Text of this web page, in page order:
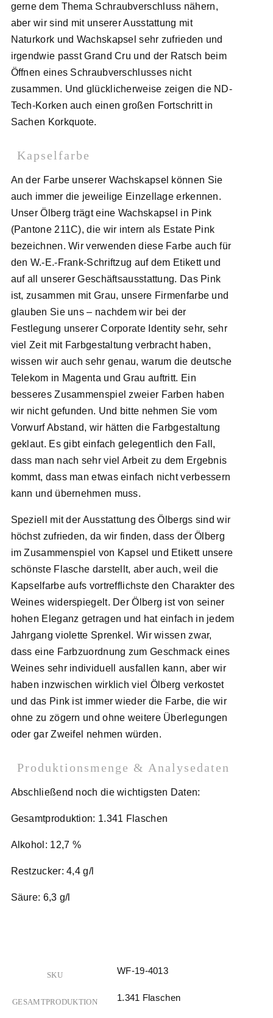
gerne dem Thema Schraubverschluss nähern,
aber wir sind mit unserer Ausstattung mit
Naturkork und Wachskapsel sehr zufrieden und
irgendwie passt Grand Cru und der Ratsch beim
Öffnen eines Schraubverschlusses nicht
zusammen. Und glücklicherweise zeigen die ND-
Tech-Korken auch einen großen Fortschritt in
Sachen Korkquote.
Kapselfarbe
An der Farbe unserer Wachskapsel können Sie
auch immer die jeweilige Einzellage erkennen.
Unser Ölberg trägt eine Wachskapsel in Pink
(Pantone 211C), die wir intern als Estate Pink
bezeichnen. Wir verwenden diese Farbe auch für
den W.-E.-Frank-Schriftzug auf dem Etikett und
auf all unserer Geschäftsausstattung. Das Pink
ist, zusammen mit Grau, unsere Firmenfarbe und
glauben Sie uns – nachdem wir bei der
Festlegung unserer Corporate Identity sehr, sehr
viel Zeit mit Farbgestaltung verbracht haben,
wissen wir auch sehr genau, warum die deutsche
Telekom in Magenta und Grau auftritt. Ein
besseres Zusammenspiel zweier Farben haben
wir nicht gefunden. Und bitte nehmen Sie vom
Vorwurf Abstand, wir hätten die Farbgestaltung
geklaut. Es gibt einfach gelegentlich den Fall,
dass man nach sehr viel Arbeit zu dem Ergebnis
kommt, dass man etwas einfach nicht verbessern
kann und übernehmen muss.
Speziell mit der Ausstattung des Ölbergs sind wir
höchst zufrieden, da wir finden, dass der Ölberg
im Zusammenspiel von Kapsel und Etikett unsere
schönste Flasche darstellt, aber auch, weil die
Kapselfarbe aufs vortrefflichste den Charakter des
Weines widerspiegelt. Der Ölberg ist von seiner
hohen Eleganz getragen und hat einfach in jedem
Jahrgang violette Sprenkel. Wir wissen zwar,
dass eine Farbzuordnung zum Geschmack eines
Weines sehr individuell ausfallen kann, aber wir
haben inzwischen wirklich viel Ölberg verkostet
und das Pink ist immer wieder die Farbe, die wir
ohne zu zögern und ohne weitere Überlegungen
oder gar Zweifel nehmen würden.
Produktionsmenge & Analysedaten
Abschließend noch die wichtigsten Daten:
Gesamtproduktion: 1.341 Flaschen
Alkohol: 12,7 %
Restzucker: 4,4 g/l
Säure: 6,3 g/l
SKU WF-19-4013
GESAMTPRODUKTION 1.341 Flaschen